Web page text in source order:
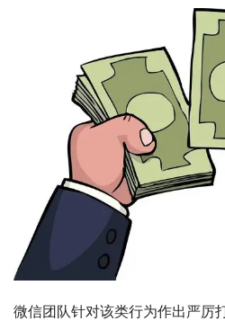
微信团队针对该类行为作出严厉